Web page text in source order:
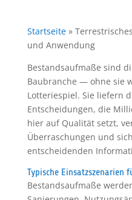
Startseite»
und Anwendung
Bestandsaufmaße sind
Baubranche — ohne sie
Lotteriespiel. Sie liefern
Entscheidungen, die
hier auf Qualität setzt,
Überraschungen und
entscheidenden
Typische Einsatzszenarien
Bestandsaufmaße